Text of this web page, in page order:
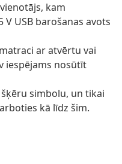
kam
USB barošanas avots
ar atvērtu vai
iespējams nosūtīt
simbolu, un tikai
kā līdz šim.